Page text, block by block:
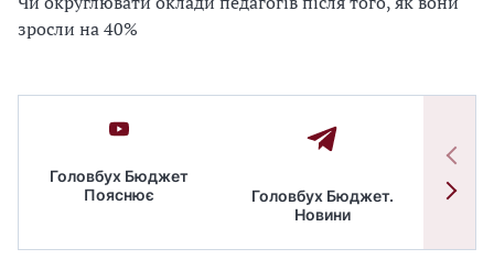
зросли на 40%
Головбух Бюджет
Пояснює
Головбух Бюджет.
Новини